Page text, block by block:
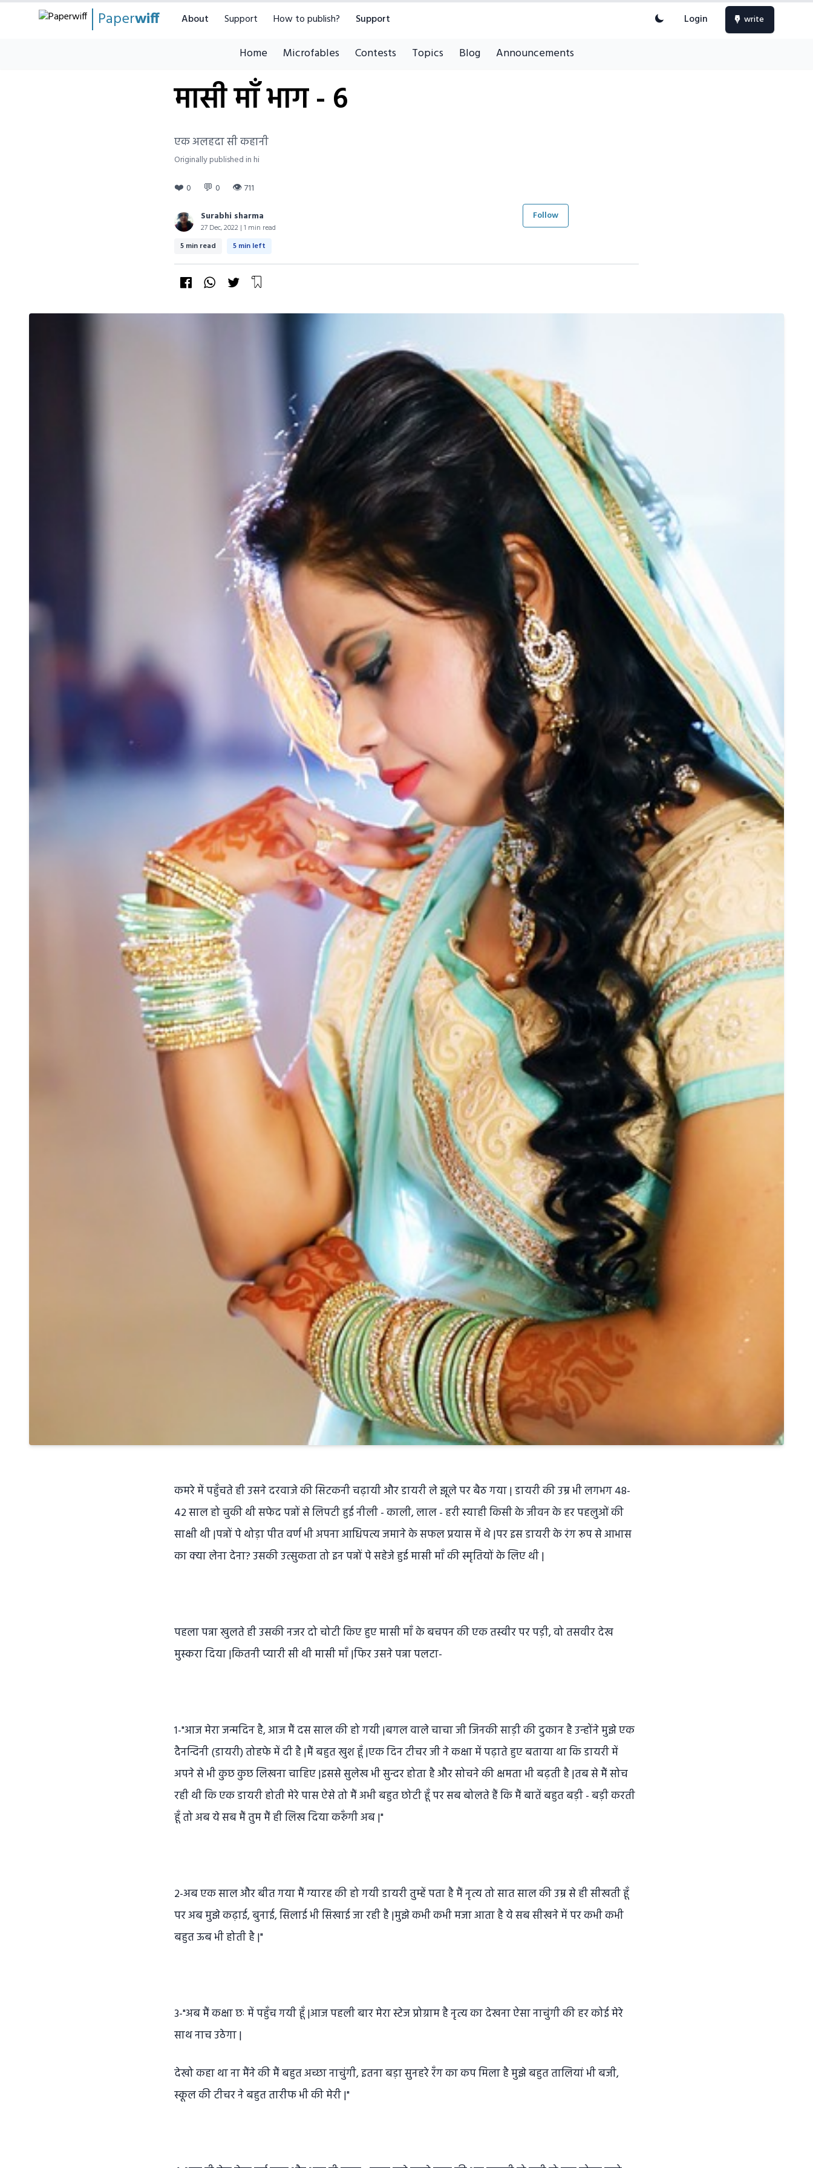
Paperwiff About Support How to publish? Support Login write
Home Microfables Contests Topics Blog Announcements
मासी माँ भाग - 6
एक अलहदा सी कहानी
Originally published in hi
❤️ 0 💬 0 👁711
Surabhi sharma
27 Dec, 2022 | 1 min read
Follow
5 min read 5 min left
कमरे में पहुँचते ही उसने दरवाजे की सिटकनी चढ़ायी और डायरी ले झूले पर बैठ गया | डायरी की उम्र भी लगभग 48-
42 साल हो चुकी थी सफेद पन्नों से लिपटी हुई नीली - काली, लाल - हरी स्याही किसी के जीवन के हर पहलुओं की
साक्षी थी |पन्नों पे थोड़ा पीत वर्ण भी अपना आधिपत्य जमाने के सफल प्रयास में थे |पर इस डायरी के रंग रूप से आभास
का क्या लेना देना? उसकी उत्सुकता तो इन पन्नों पे सहेजे हुई मासी माँ की स्मृतियों के लिए थी |
पहला पन्ना खुलते ही उसकी नजर दो चोटी किए हुए मासी माँ के बचपन की एक तस्वीर पर पड़ी, वो तसवीर देख
मुस्करा दिया |कितनी प्यारी सी थी मासी माँ |फिर उसने पन्ना पलटा-
1-"आज मेरा जन्मदिन है, आज मैं दस साल की हो गयी |बगल वाले चाचा जी जिनकी साड़ी की दुकान है उन्होंने मुझे एक
दैनन्दिनी (डायरी) तोहफे में दी है |मैं बहुत खुश हूँ |एक दिन टीचर जी ने कक्षा में पढ़ाते हुए बताया था कि डायरी में
अपने से भी कुछ कुछ लिखना चाहिए |इससे सुलेख भी सुन्दर होता है और सोचने की क्षमता भी बढ़ती है |तब से मैं सोच
रही थी कि एक डायरी होती मेरे पास ऐसे तो मैं अभी बहुत छोटी हूँ पर सब बोलते हैं कि मैं बातें बहुत बड़ी - बड़ी करती
हूँ तो अब ये सब मैं तुम मैं ही लिख दिया करुँगी अब |"
2-अब एक साल और बीत गया मैं ग्यारह की हो गयी डायरी तुम्हें पता है मैं नृत्य तो सात साल की उम्र से ही सीखती हूँ
पर अब मुझे कढ़ाई, बुनाई, सिलाई भी सिखाई जा रही है |मुझे कभी कभी मजा आता है ये सब सीखने में पर कभी कभी
बहुत ऊब भी होती है |"
3-"अब मैं कक्षा छः में पहुँच गयी हूँ |आज पहली बार मेरा स्टेज प्रोग्राम है नृत्य का देखना ऐसा नाचुंगी की हर कोई मेरे
साथ नाच उठेगा |
देखो कहा था ना मैंने की मैं बहुत अच्छा नाचुंगी, इतना बड़ा सुनहरे रँग का कप मिला है मुझे बहुत तालियां भी बजी,
स्कूल की टीचर ने बहुत तारीफ भी की मेरी |"